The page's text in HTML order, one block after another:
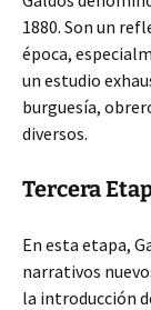
1880. Son un
época,
un estudio
burguesía,
diversos.
Tercera
En esta etapa,
narrativos
la introducción